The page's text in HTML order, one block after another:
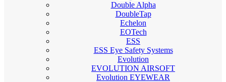
Double Alpha
DoubleTap
Echelon
EOTech
ESS
ESS Eye Safety Systems
Evolution
EVOLUTION AIRSOFT
Evolution EYEWEAR